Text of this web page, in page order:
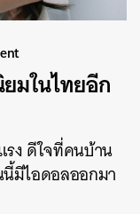
มในไทยอีก
ง ดีใจที่คนบ้าน
มีไอดอลออกมา